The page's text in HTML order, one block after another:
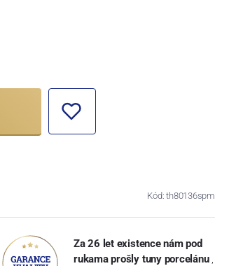
Kód: th80136spm
Za 26 let existence nám pod
rukama prošly tuny porcelánu ,